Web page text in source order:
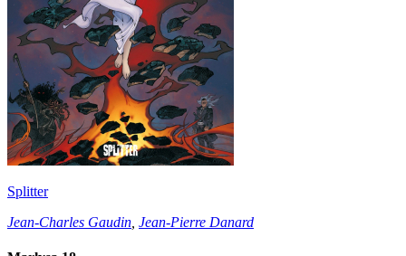
Splitter
Jean-Charles Gaudin Jean-Pierre Danard